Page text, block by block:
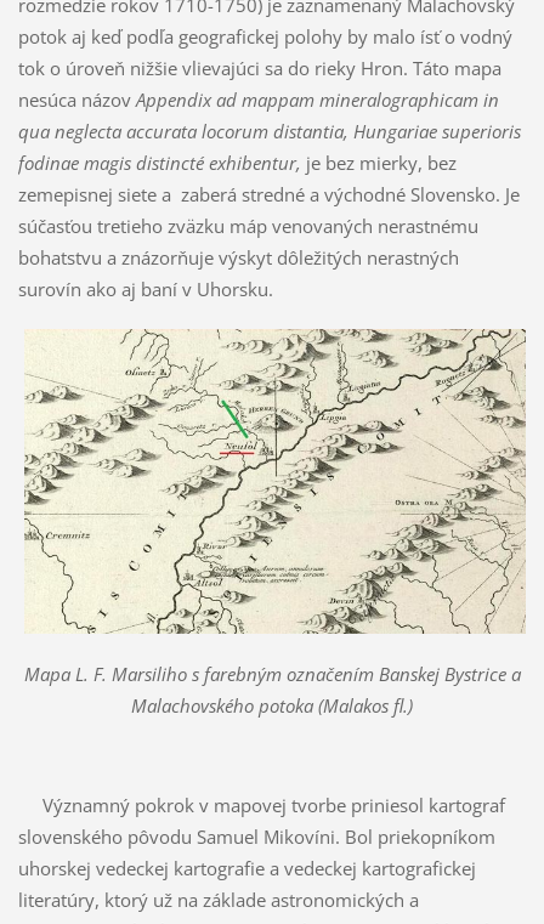
rozmedzie rokov 1710-1750) je zaznamenaný Malachovský
potok aj keď podľa geografickej polohy by malo ísť o vodný
tok o úroveň nižšie vlievajúci sa do rieky Hron. Táto mapa
nesúca názovAppendix ad mappam mineralographicam in
qua neglecta accurata locorum distantia, Hungariae superioris
fodinae magis distincté exhibentur, je bez mierky, bez
zemepisnej siete a zaberá stredné a východné Slovensko. Je
súčasťou tretieho zväzku máp venovaných nerastnému
bohatstvu a znázorňuje výskyt dôležitých nerastných
surovín ako aj baní v Uhorsku.
Mapa L. F. Marsiliho s farebným označením Banskej Bystrice a
Malachovského potoka (Malakos fl.)
Významný pokrok v mapovej tvorbe priniesol kartograf
slovenského pôvodu Samuel Mikovíni. Bol priekopníkom
uhorskej vedeckej kartografie a vedeckej kartografickej
literatúry, ktorý už na základe astronomických a